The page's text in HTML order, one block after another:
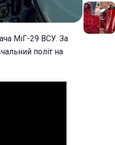
МіГ-29 ВСУ. За
політ на